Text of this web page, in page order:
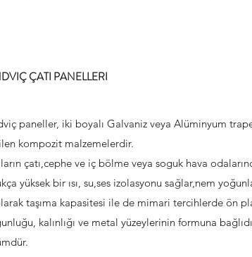
ÇATI PANELLERI
paneller, iki boyalı Galvaniz veya Alüminyum
kompozit malzemelerdir.
çatı,cephe ve iç bölme veya soguk hava
yüksek bir ısı, su,ses izolasyonu sağlar,nem
taşıma kapasitesi ile de mimari tercihlerde ön
kalınlığı ve metal yüzeylerinin formuna